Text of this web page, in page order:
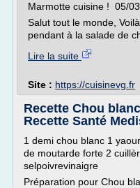
Marmotte cuisine ! 05/
Salut tout le monde,
pendant à la salade de
Lire la suite
Site : https://cuisinevg.fr
Recette Chou
Recette Santé
1 demi chou blanc 1
de moutarde forte 2
selpoivrevinaigre
Préparation pour Chou